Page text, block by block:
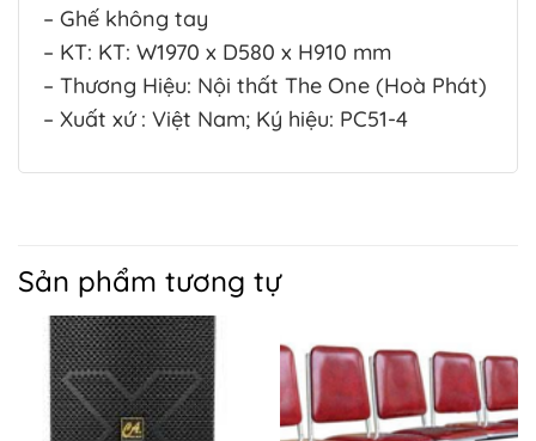
lý
nước
thải
lý
nước
thải
– Ghế không tay
– KT: KT: W1970 x D580 x H910 mm
– Thương Hiệu: Nội thất The One (Hoà Phát)
– Xuất xứ : Việt Nam; Ký hiệu: PC51-4
Sản phẩm tương tự